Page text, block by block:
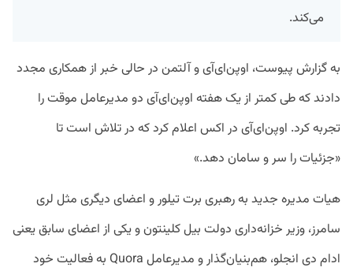
می‌کند.
به گزارش پیوست، اوپن‌ای‌آی و آلتمن در حالی خبر از همکاری مجدد
دادند که طی کمتر از یک هفته اوپن‌ای‌آی دو مدیرعامل موقت را
تجربه کرد. اوپن‌ای‌آی در اکس اعلام کرد که در تلاش است تا
«جزئیات را سر و سامان دهد.»
هیات مدیره جدید به رهبری برت تیلور و اعضای دیگری مثل لری
سامرز، وزیر خزانه‌داری دولت بیل کلینتون و یکی از اعضای سابق یعنی
ادام دی انجلو، هم‌بنیان‌گذار و مدیرعامل Quora به فعالیت خود